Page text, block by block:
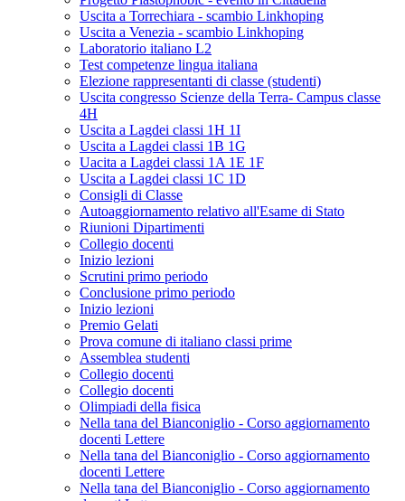
Uscita a Torrechiara - scambio Linkhoping
Uscita a Venezia - scambio Linkhoping
Laboratorio italiano L2
Test competenze lingua italiana
Elezione rappresentanti di classe (studenti)
Uscita congresso Scienze della Terra- Campus classe
4H
Uscita a Lagdei classi 1H 1I
Uscita a Lagdei classi 1B 1G
Uacita a Lagdei classi 1A 1E 1F
Uscita a Lagdei classi 1C 1D
Consigli di Classe
Autoaggiornamento relativo all'Esame di Stato
Riunioni Dipartimenti
Collegio docenti
Inizio lezioni
Scrutini primo periodo
Conclusione primo periodo
Inizio lezioni
Premio Gelati
Prova comune di italiano classi prime
Assemblea studenti
Collegio docenti
Collegio docenti
Olimpiadi della fisica
Nella tana del Bianconiglio - Corso aggiornamento
docenti Lettere
Nella tana del Bianconiglio - Corso aggiornamento
docenti Lettere
Nella tana del Bianconiglio - Corso aggiornamento